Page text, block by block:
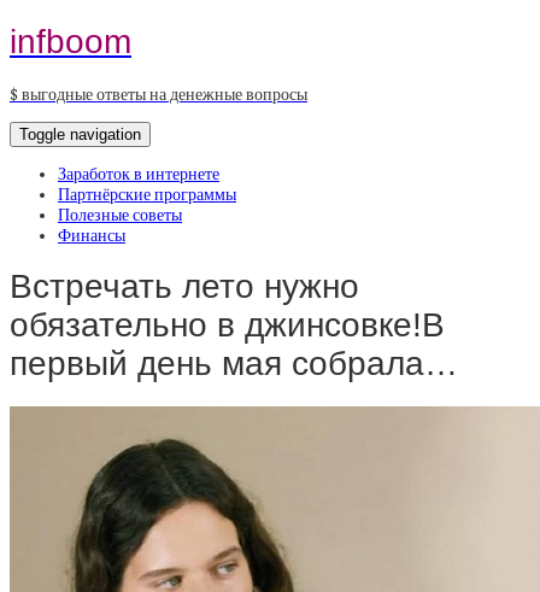
infboom
$ выгодные ответы на денежные вопросы
Toggle navigation
Заработок в интернете
Партнёрские программы
Полезные советы
Финансы
Встречать лето нужно
обязательно в джинсовке!В
первый день мая собрала…